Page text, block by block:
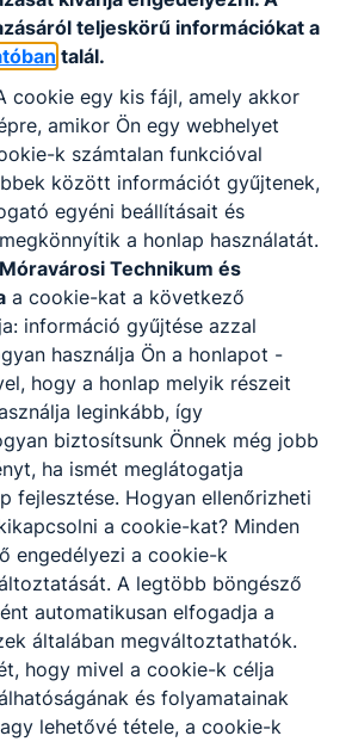
teljeskörű információkat a
talál.
cookie egy kis fájl, amely akkor
amikor Ön egy webhelyet
k számtalan funkcióval
között információt gyűjtenek,
egyéni beállításait és
a honlap használatát.
Technikum és
a cookie-kat a következő
információ gyűjtése azzal
használja Ön a honlapot -
hogy a honlap melyik részeit
leginkább, így
biztosítsunk Önnek még jobb
ha ismét meglátogatja
fejlesztése. Hogyan ellenőrizheti
a cookie-kat? Minden
engedélyezi a cookie-k
A legtöbb böngésző
automatikusan elfogadja a
általában megváltoztathatók.
hogy mivel a cookie-k célja
és folyamatainak
lehetővé tétele, a cookie-k